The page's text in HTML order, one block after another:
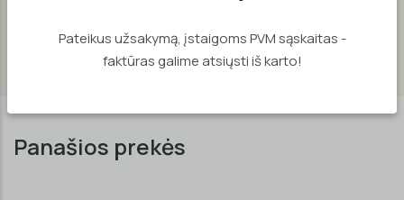
kaip pvz. pakabinamoms svarstyklėms.
Panašios prekės
Pateikus užsakymą, įstaigoms PVM sąskaitas -
faktūras galime atsiųsti iš karto!